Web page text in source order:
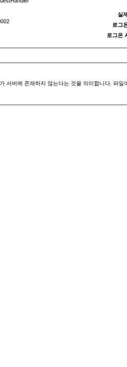
실
로그
로그온
서버에 존재하지 않는다는 것을 의미합니다. 파